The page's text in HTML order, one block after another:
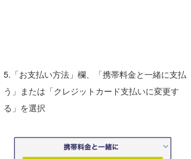
5.「お支払い方法」欄、「携帯料金と一緒に支払
う」または「クレジットカード支払いに変更す
る」を選択